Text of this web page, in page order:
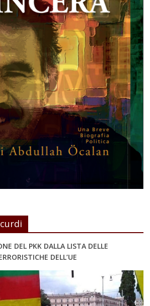
DEL PKK DALLA LISTA DELLE
DELL’UE